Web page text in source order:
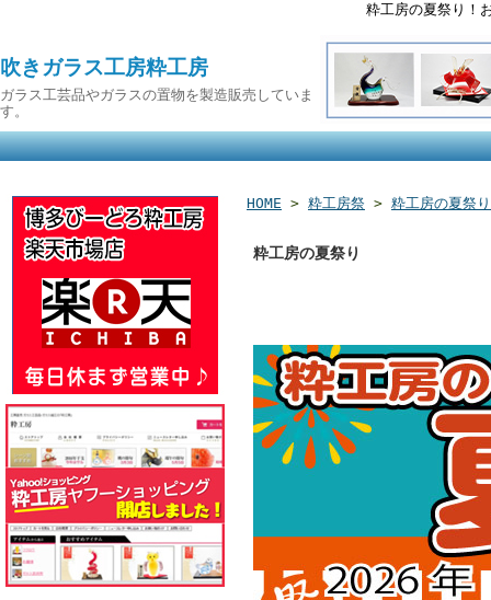
粋工房の夏祭り！
吹きガラス工房粋工房
ガラス工芸品やガラスの置物を製造販売していま
す。
HOME > 粋工房祭 > 粋工房の夏祭り
粋工房の夏祭り